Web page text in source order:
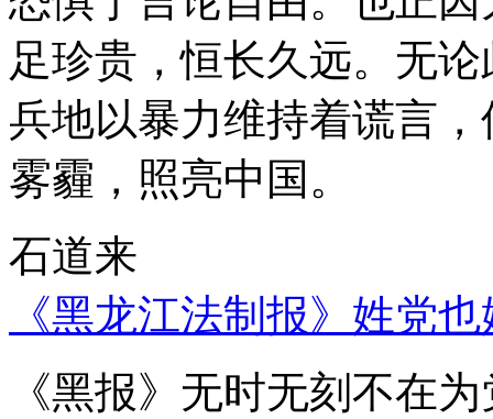
足珍贵，恒长久远。无
兵地以暴力维持着谎言
雾霾，照亮中国。
石道来
《黑龙江法制报》姓党
《黑报》无时无刻不在